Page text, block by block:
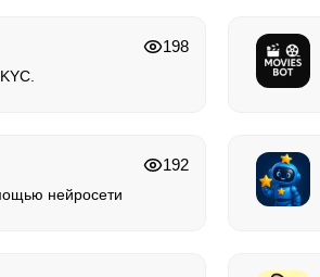
198
нейросети
192